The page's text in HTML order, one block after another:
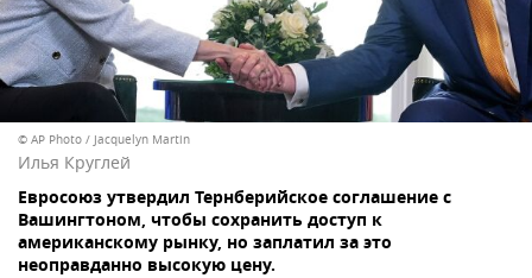
© AP Photo / Jacquelyn Martin
Илья Круглей
Евросоюз утвердил Тернберийское соглашение с
Вашингтоном, чтобы сохранить доступ к
американскому рынку, но заплатил за это
неоправданно высокую цену.